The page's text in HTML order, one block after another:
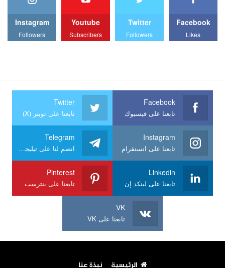
Facebook
Likes
Twitter
Followers
Youtube
Subscribers
Instagram
Followers
Facebook
تابعنا على فيسبوك
Twitter
تابعنا على تويتر (X)
Instagram
تابعنا على انستقرام
Telegram
انضم لنا على تيليجرام
Linkedin
تابعنا على لينكد إن
Pinterest
تابعنا على بنترست
VK
تابعنا على VK
الرئيسية نبذة عنا